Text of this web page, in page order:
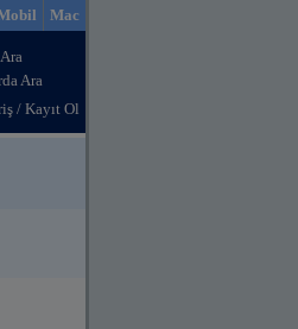
Mac
Ara
/ Kayıt Ol